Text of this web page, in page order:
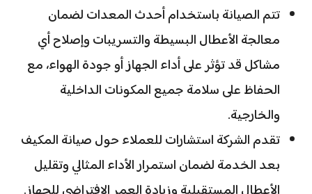
تتم الصيانة باستخدام أحدث المعدات لضمان
معالجة الأعطال البسيطة والتسريبات وإصلاح أي
مشاكل قد تؤثر على أداء الجهاز أو جودة الهواء، مع
الحفاظ على سلامة جميع المكونات الداخلية
والخارجية.
تقدم الشركة استشارات للعملاء حول صيانة المكيف
بعد الخدمة لضمان استمرار الأداء المثالي وتقليل